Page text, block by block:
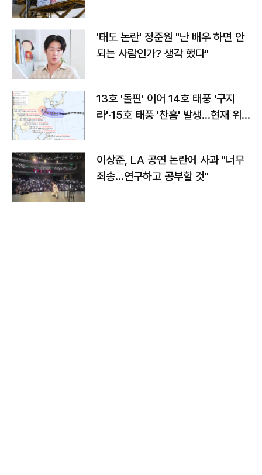
'태도 논란' 정준원 "난 배우 하면 안
되는 사람인가? 생각 했다"
13호 '돌핀' 이어 14호 태풍 '구지
라'·15호 태풍 '찬홈' 발생…현재 위
이상준, LA 공연 논란에 사과 "너무
죄송…연구하고 공부할 것"